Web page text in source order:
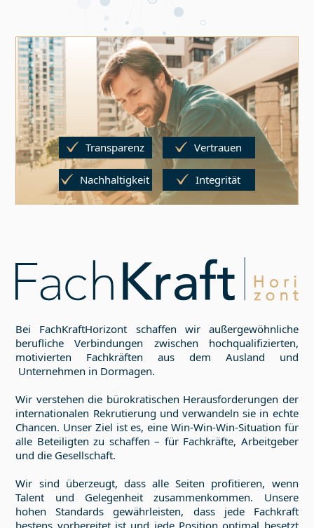
Bei FachKraftHorizont schaffen wir außergewöhnliche
berufliche Verbindungen zwischen hochqualifizierten,
motivierten Fachkräften aus dem Ausland und
Unternehmen in Dormagen.
Wir verstehen die bürokratischen Herausforderungen der
internationalen Rekrutierung und verwandeln sie in echte
Chancen. Unser Ziel ist es, eine Win-Win-Win-Situation für
alle Beteiligten zu schaffen – für Fachkräfte, Arbeitgeber
und die Gesellschaft.
Wir sind überzeugt, dass alle Seiten profitieren, wenn
Talent und Gelegenheit zusammenkommen. Unsere
hohen Standards gewährleisten, dass jede Fachkraft
Transparenz Vertrauen
Nachhaltigkeit Integrität